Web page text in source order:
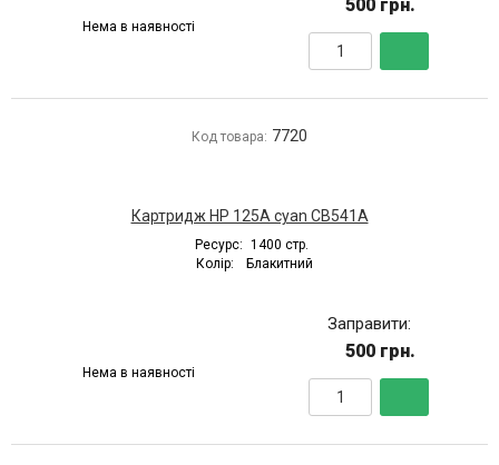
Нема в наявності
500 грн.
Код товара: 7720
Картридж HP 125A cyan CB541A
Ресурс: 1400 стр.
Колір:
Блакитний
Нема в наявності
Заправити:
500 грн.